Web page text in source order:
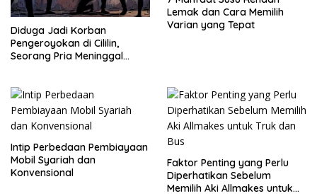
Diduga Jadi Korban
Pengeroyokan di Cililin,
Seorang Pria Meninggal
Lemak dan Cara Memilih
Varian yang Tepat
Intip Perbedaan Pembiayaan
Mobil Syariah dan
Konvensional
Faktor Penting yang Perlu
Diperhatikan Sebelum
Memilih Aki Allmakes untuk